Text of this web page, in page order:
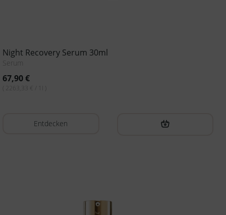
Night Recovery Serum 30ml
Serum
67,90€
( 2263,33 € / 1l )
Entdecken